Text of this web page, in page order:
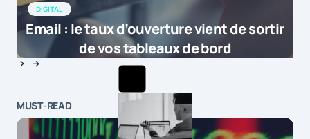
DIGITAL
Email : le taux d’ouverture vient de sortir
de vos tableaux de bord
MUST-READ